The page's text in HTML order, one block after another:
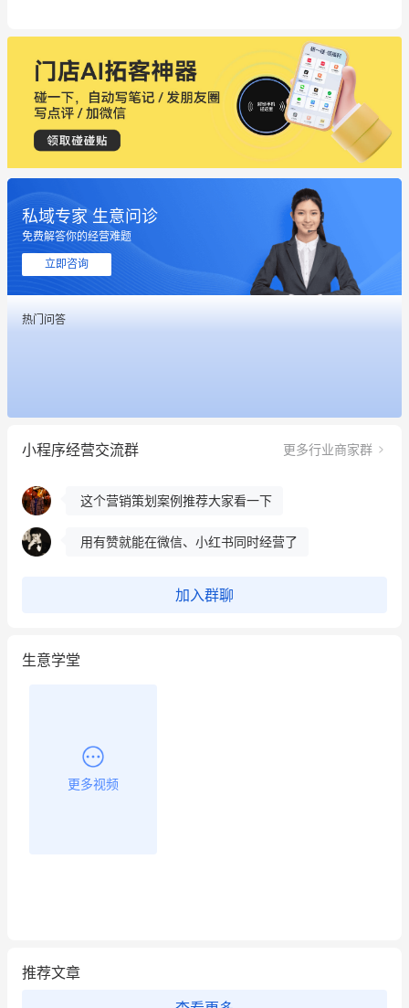
私域专家 生意问诊
免费解答你的经营难题
立即咨询
热门问答
小程序经营交流群 更多行业商家群
这个营销策划案例推荐大家看一下
昨晚的直播课程太好啦❤️
冰墩墩货源充足需要的联系我
这个营销策划案例推荐大家看一下
用有赞就能在微信、小红书同时经营了
加入群聊
生意学堂
更多视频
推荐文章